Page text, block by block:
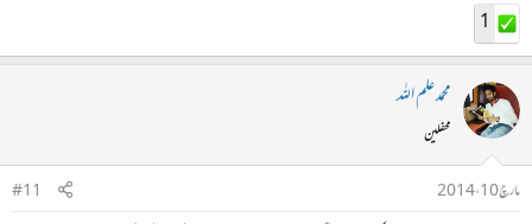
1
محمد علم اللہ
محفلین
مارچ 10، 2014
#11